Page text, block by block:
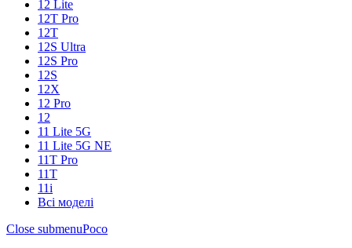
12 Lite
12T Pro
12T
12S Ultra
12S Pro
12S
12X
12 Pro
12
11 Lite 5G
11 Lite 5G NE
11T Pro
11T
11i
Всі моделі
Close submenuPoco